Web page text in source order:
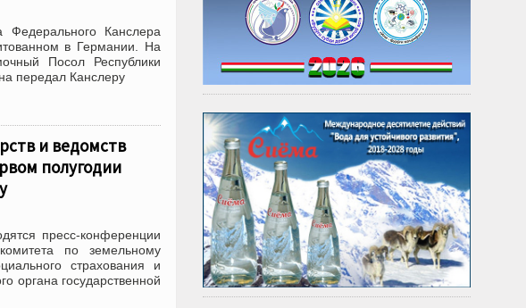
Канслера
в Германии. На
Посол Республики
передал Канслеру
и ведомств
полугодии
пресс-конференции
по земельному
страхования и
органа государственной